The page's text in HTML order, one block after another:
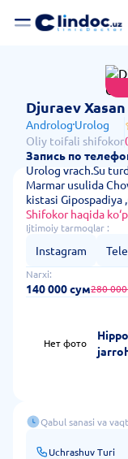
Djuraev
Androlog Urolog
Oliy toifali shifokor
Запись по
Urolog vrach.Su
Marmar usulida
kistasi
qopidan toshni
Nefrostomiya
Shifokor haqida
Ijtimoiy tarmoqlar :
Instagram
Narxi:
140 000 сум280
Нет фото
Qabul sanasi va
Uchrashuv Turi